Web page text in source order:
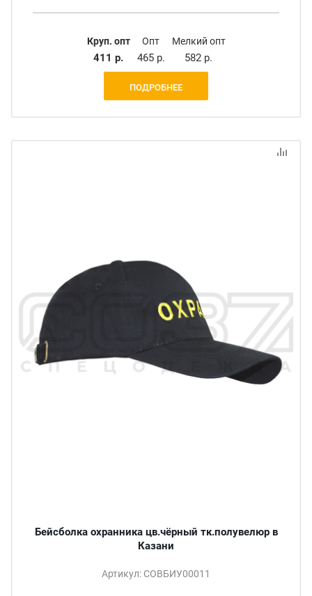
Круп. опт
411 р.
Опт
465 р.
Мелкий опт
582 р.
ПОДРОБНЕЕ
Бейсболка охранника цв.чёрный тк.полувелюр в
Казани
Артикул: СОВБИУ00011